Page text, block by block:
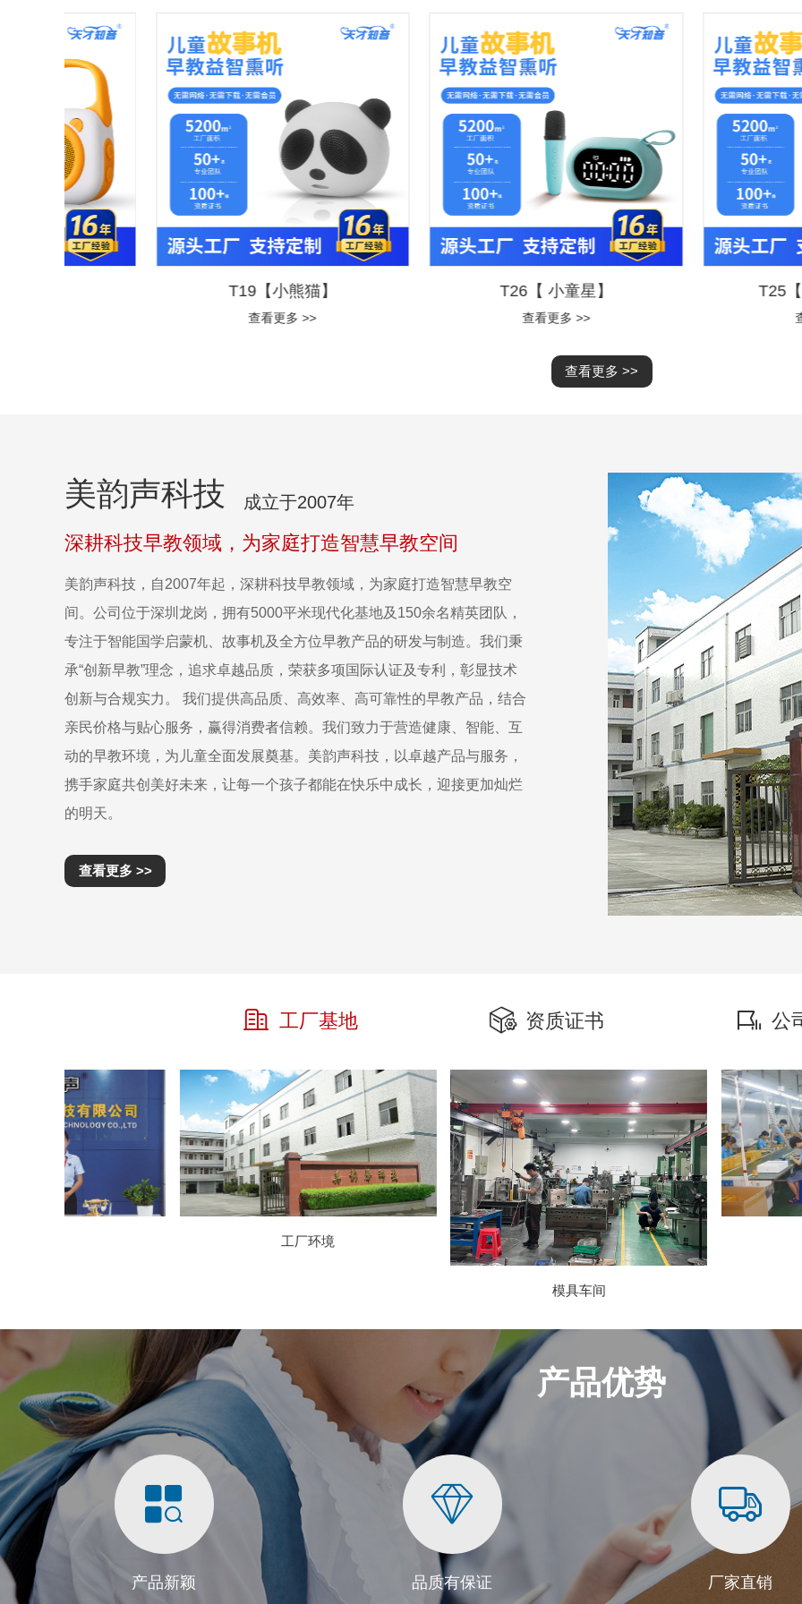
T19【小熊猫】 T26【 小童星】 T25【酷小虎】
查看更多 >>
美韵声科技 成立于2007年
深耕科技早教领域，为家庭打造智慧早教空间
美韵声科技，自2007年起，深耕科技早教领域，为家庭打造智慧早教空
间。公司位于深圳龙岗，拥有5000平米现代化基地及150余名精英团队，
专注于智能国学启蒙机、故事机及全方位早教产品的研发与制造。我们秉
承“创新早教”理念，追求卓越品质，荣获多项国际认证及专利，彰显技术
创新与合规实力。 我们提供高品质、高效率、高可靠性的早教产品，结合
亲民价格与贴心服务，赢得消费者信赖。我们致力于营造健康、智能、互
动的早教环境，为儿童全面发展奠基。美韵声科技，以卓越产品与服务，
携手家庭共创美好未来，让每一个孩子都能在快乐中成长，迎接更加灿烂
的明天。
查看更多 >>
工厂基地 资质证书 公
产品优势
产品新颖 品质有保证 厂家直销